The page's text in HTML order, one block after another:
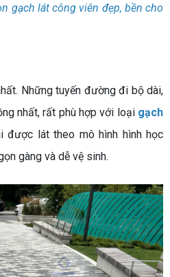
gạch lát công viên đẹp, bền cho
Những tuyến đường đi bộ dài,
nhất, rất phù hợp với loại gạch
được lát theo mô hình hình học
gàng và dễ vệ sinh.